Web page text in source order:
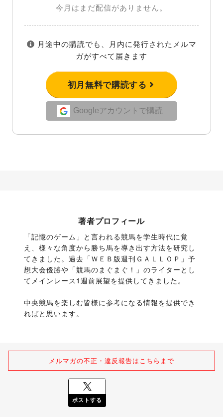
今月はまだ配信がありません。
月途中の購読でも、月内に発行されたメルマ
ガがすべて届きます
初月無料で購読する
Googleアカウントで購読
著者プロフィール
「記憶のゲーム」と言われる競馬を学生時代に覚
え、様々な角度から勝ち馬を導き出す方法を研究し
てきました。過去「ＷＥＢ版週刊ＧＡＬＬＯＰ」予
想大会優勝や「競馬のまぐまぐ！」のライターとし
てメインレース1週前展望を提供してきました。
中央競馬を楽しむ皆様に参考になる情報を提供でき
ればと思います。
メルマガの不正・違反報告はこちらまで
ポストする